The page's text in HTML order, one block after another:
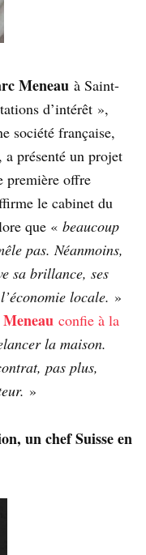
Meneau à Saint-
d’intérêt »,
société française,
présenté un projet
première offre
le cabinet du
que « beaucoup
pas. Néanmoins,
sa brillance, ses
locale. »
confie à la
la maison.
pas plus,
»
un chef Suisse en